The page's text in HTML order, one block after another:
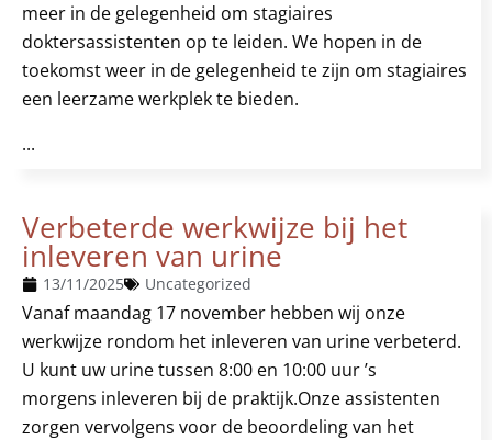
meer in de gelegenheid om stagiaires
doktersassistenten op te leiden. We hopen in de
toekomst weer in de gelegenheid te zijn om stagiaires
een leerzame werkplek te bieden.
...
Verbeterde werkwijze bij het
inleveren van urine
13/11/2025 Uncategorized
Vanaf maandag 17 november hebben wij onze
werkwijze rondom het inleveren van urine verbeterd.
U kunt uw urine tussen 8:00 en 10:00 uur ’s
morgens inleveren bij de praktijk.Onze assistenten
zorgen vervolgens voor de beoordeling van het